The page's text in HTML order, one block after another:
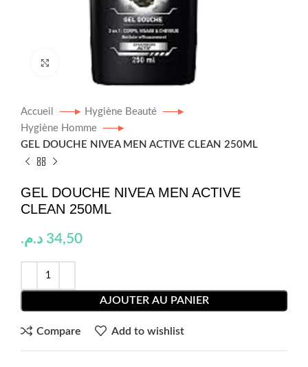
Click to enlarge
Accueil
Hygiène Beauté
Hygiène Homme
GEL DOUCHE NIVEA MEN ACTIVE CLEAN 250ML
GEL DOUCHE NIVEA MEN ACTIVE
CLEAN 250ML
34,50 د.م.
AJOUTER AU PANIER
Compare Add to wishlist